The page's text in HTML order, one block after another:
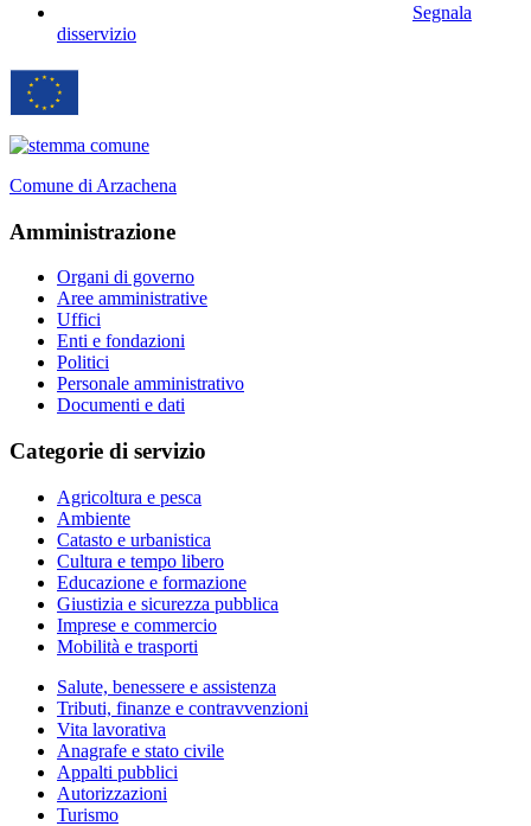
Segnala
disservizio
Comune di Arzachena
Amministrazione
Organi di governo
Aree amministrative
Uffici
Enti e fondazioni
Politici
Personale amministrativo
Documenti e dati
Categorie di servizio
Agricoltura e pesca
Ambiente
Catasto e urbanistica
Cultura e tempo libero
Educazione e formazione
Giustizia e sicurezza pubblica
Imprese e commercio
Mobilità e trasporti
Salute, benessere e assistenza
Tributi, finanze e contravvenzioni
Vita lavorativa
Anagrafe e stato civile
Appalti pubblici
Autorizzazioni
Turismo